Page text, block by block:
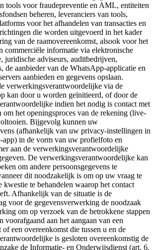
tools voor fraudepreventie en AML, entiteiten
beheren, leveranciers van tools,
voor het afhandelen van transacties en
die worden uitgevoerd in het kader
van de raamovereenkomst, alsook voor het
commerciële informatie via elektronische
juridische adviseurs, auditbedrijven,
de aanbieder van de WhatsApp-applicatie en
aanbieden en gegevens opslaan.
verwerkingsverantwoordelijke via de
kan door u worden geïnitieerd, of door de
indien het nodig is contact met
om het openingsproces van de rekening (live-
Bijgevolg kunnen uw
(afhankelijk van uw privacy-instellingen in
app) in de vorm van uw profielfoto en
aan de verwerkingsverantwoordelijke
De verwerkingsverantwoordelijke kan
om andere persoonsgegevens te
dit noodzakelijk is om op uw vraag te
kwestie te behandelen waarop het contact
Afhankelijk van de situatie is de
voor de gegevensverwerking de noodzaak
om op verzoek van de betrokkene stappen
voorafgaand aan het aangaan van een
of een overeenkomst die tussen u en de
is gesloten overeenkomstig de
de Informatie- en Onderwijsdienst (art. 6,